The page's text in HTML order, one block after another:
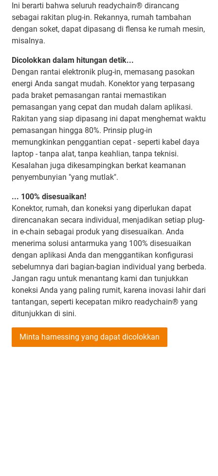
Ini berarti bahwa seluruh readychain® dirancang
sebagai rakitan plug-in. Rekannya, rumah tambahan
dengan soket, dapat dipasang di flensa ke rumah mesin,
misalnya.
Dicolokkan dalam hitungan detik...
Dengan rantai elektronik plug-in, memasang pasokan
energi Anda sangat mudah. Konektor yang terpasang
pada braket pemasangan rantai memastikan
pemasangan yang cepat dan mudah dalam aplikasi.
Rakitan yang siap dipasang ini dapat menghemat waktu
pemasangan hingga 80%. Prinsip plug-in
memungkinkan penggantian cepat - seperti kabel daya
laptop - tanpa alat, tanpa keahlian, tanpa teknisi.
Kesalahan juga dikesampingkan berkat keamanan
penyembunyian "yang mutlak".
... 100% disesuaikan!
Konektor, rumah, dan koneksi yang diperlukan dapat
direncanakan secara individual, menjadikan setiap plug-
in e-chain sebagai produk yang disesuaikan. Anda
menerima solusi antarmuka yang 100% disesuaikan
dengan aplikasi Anda dan menggantikan konfigurasi
sebelumnya dari bagian-bagian individual yang berbeda.
Jangan ragu untuk menantang kami dan tunjukkan
koneksi Anda yang paling rumit, karena inovasi lahir dari
tantangan, seperti kecepatan mikro readychain® yang
ditunjukkan di sini.
Minta harnessing yang dapat dicolokkan